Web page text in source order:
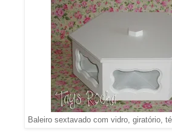
Baleiro sextavado com vidro, giratório,